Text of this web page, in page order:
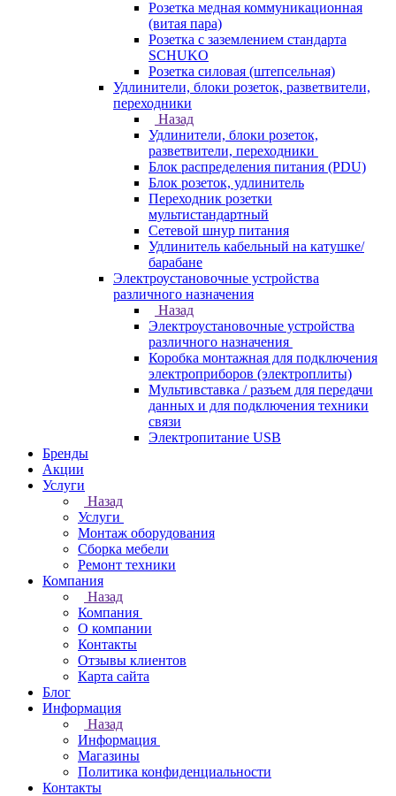
Розетка медная коммуникационная
(витая пара)
Розетка с заземлением стандарта
SCHUKO
Розетка силовая (штепсельная)
Удлинители, блоки розеток, разветвители,
переходники
Назад
Удлинители, блоки розеток,
разветвители, переходники
Блок распределения питания (PDU)
Блок розеток, удлинитель
Переходник розетки
мультистандартный
Сетевой шнур питания
Удлинитель кабельный на катушке/
барабане
Электроустановочные устройства
различного назначения
Назад
Электроустановочные устройства
различного назначения
Коробка монтажная для подключения
электроприборов (электроплиты)
Мультивставка / разъем для передачи
данных и для подключения техники
связи
Электропитание USB
Бренды
Акции
Услуги
Назад
Услуги
Монтаж оборудования
Сборка мебели
Ремонт техники
Компания
Назад
Компания
О компании
Контакты
Отзывы клиентов
Карта сайта
Блог
Информация
Назад
Информация
Магазины
Политика конфиденциальности
Контакты